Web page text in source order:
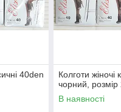
40den
Колготи жіночі
чорний, розмір
В наявності